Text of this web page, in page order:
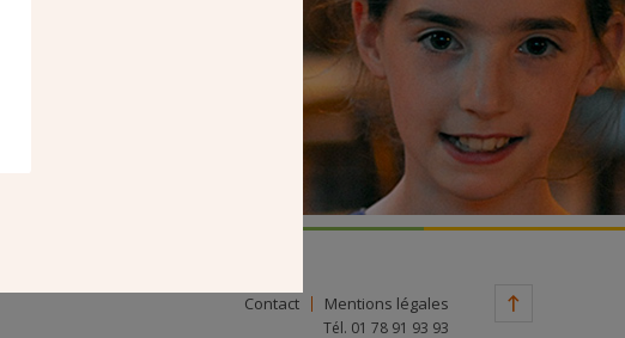
Contact Mentions légales
Tél. 01 78 91 93 93